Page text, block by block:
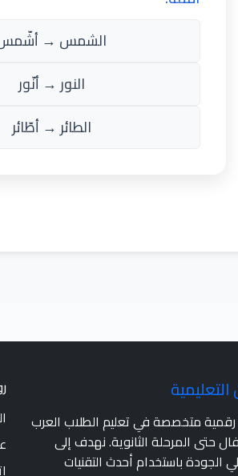
الشمس →
النور → أنّور
الطائر → أطّائر
التعليمية
متخصصة في تعليم الطلاب العرب
حتى المرحلة الثانوية. نهدف إلى
الجودة باستخدام أحدث التقنيات